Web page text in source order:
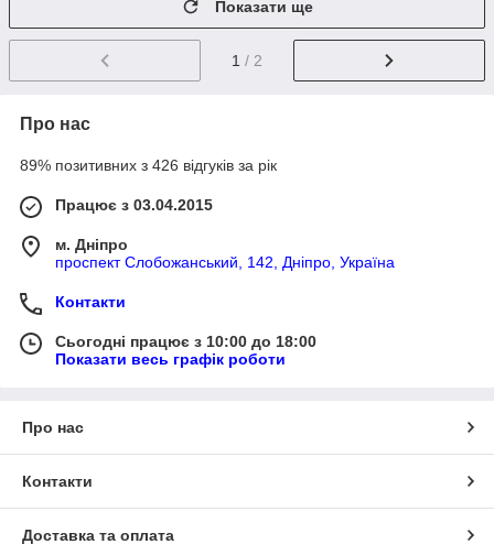
Показати ще
1 / 2
Про нас
89% позитивних з 426 відгуків за рік
Працює з 03.04.2015
м. Дніпро
проспект Слобожанський, 142, Дніпро, Україна
Контакти
Сьогодні працює з 10:00 до 18:00
Показати весь графік роботи
Про нас
Контакти
Доставка та оплата